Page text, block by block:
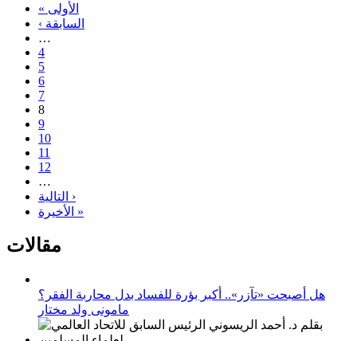
« الأولى
‹ السابقة
…
4
5
6
7
8
9
10
11
12
…
التالية ›
الأخيرة »
مقالات
هل أصبحت «تآزر».. أكبر بؤرة للفساد بدل محاربة الفقر؟
مامونى ولد مختار